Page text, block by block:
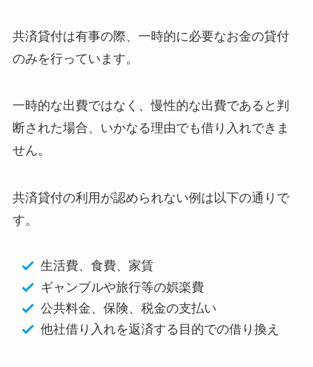
共済貸付は有事の際、一時的に必要なお金の貸付
のみを行っています。
一時的な出費ではなく、慢性的な出費であると判
断された場合、いかなる理由でも借り入れできま
せん。
共済貸付の利用が認められない例は以下の通りで
す。
生活費、食費、家賃
ギャンブルや旅行等の娯楽費
公共料金、保険、税金の支払い
他社借り入れを返済する目的での借り換え